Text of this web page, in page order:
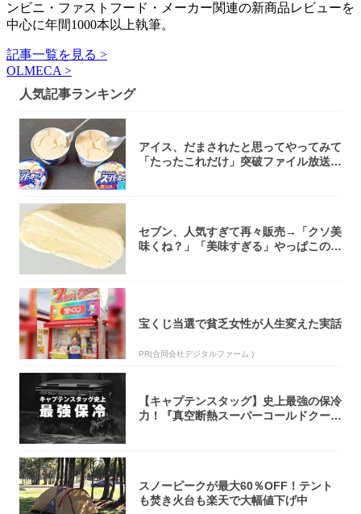
ンビニ・ファストフード・メーカー関連の新商品レビューを
中心に年間1000本以上執筆。
記事一覧を見る >
OLMECA >
人気記事ランキング
アイス、だまされたと思ってやってみて
「たったこれだけ」突破ファイル放送で
セブン、人気すぎて再々販売→「クソ美
味くね？」「美味すぎる」やっぱこのク
宝くじ当選で貧乏女性が人生変えた実話
PR(合同会社デジタルファーム )
【キャプテンスタッグ】史上最強の保冷
力！『真空断熱スーパーコールドクーラ
スノーピークが最大60％OFF！テント
も焚き火台も楽天で大幅値下げ中